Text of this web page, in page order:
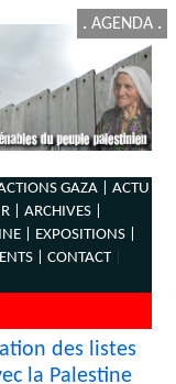
. AGENDA .
GAZA |
ACTU
|
ARCHIVES |
|
EXPOSITIONS |
| CONTACT|
des listes
la Palestine